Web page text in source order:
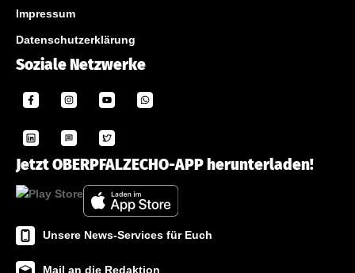
Impressum
Datenschutzerklärung
Soziale Netzwerke
Jetzt OBERPFALZECHO-APP herunterladen!
Unsere News-Services für Euch
Mail an die Redaktion